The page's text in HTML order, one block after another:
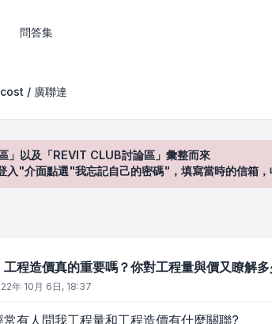
問答集
/ 廣聯達
以及「REVIT CLUB討論區」彙整而來
"介面點選"我忘記自己的密碼"，填寫當時的信箱，
程造價真的重要嗎？你對工程量與價又瞭解多
年 10月 6日, 18:37
常有人問我工程量和工程造價有什麼關聯?